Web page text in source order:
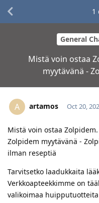
General
Mistä voin ostaa
myytävänä -
1
A artamos Oct 20,
Mistä voin ostaa
Zolpidem myytävänä -
ilman reseptiä
Tarvitsetko laadukkaita
Verkkoapteekkimme on
valikoimaa